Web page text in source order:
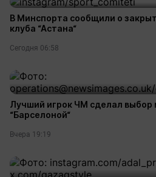
В Минспорта сообщили о
клуба “Астана“
Сегодня 06:58
Лучший игрок ЧМ сделал выбор
“Барселоной“
Вчера 19:19